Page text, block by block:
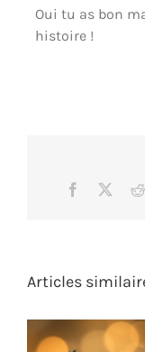
Oui tu as bon
histoire !
Facebook
Articles